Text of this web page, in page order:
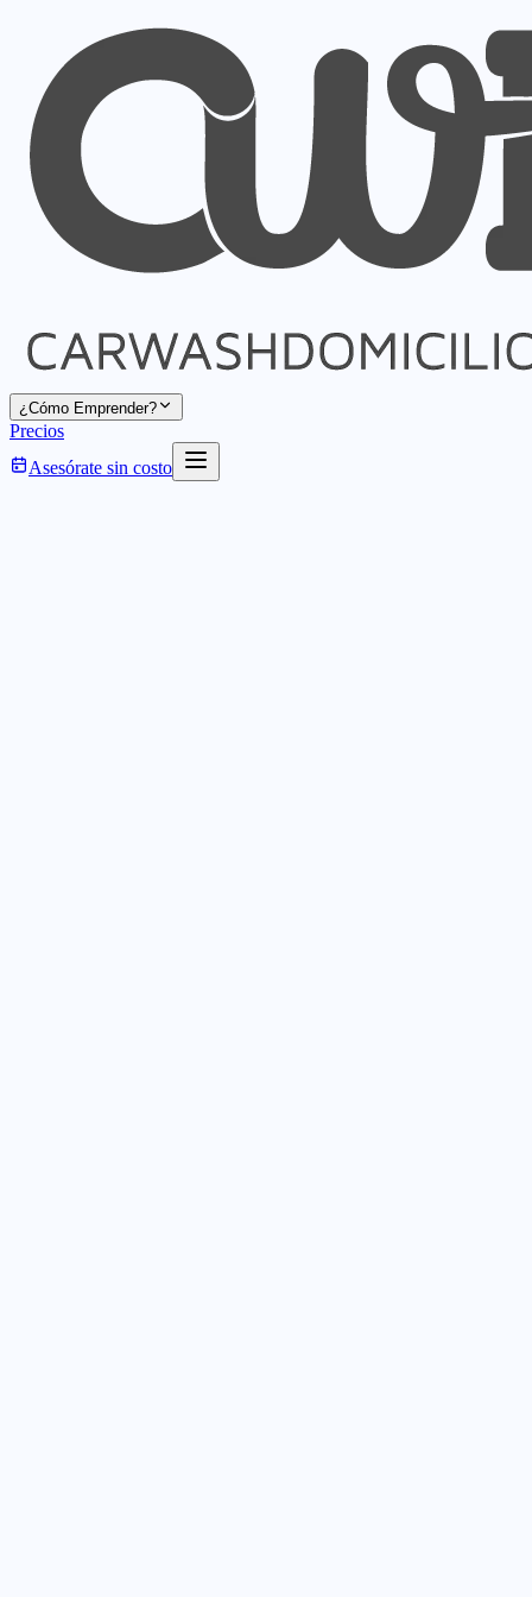
¿Cómo Emprender?
Precios
Asesórate sin costo